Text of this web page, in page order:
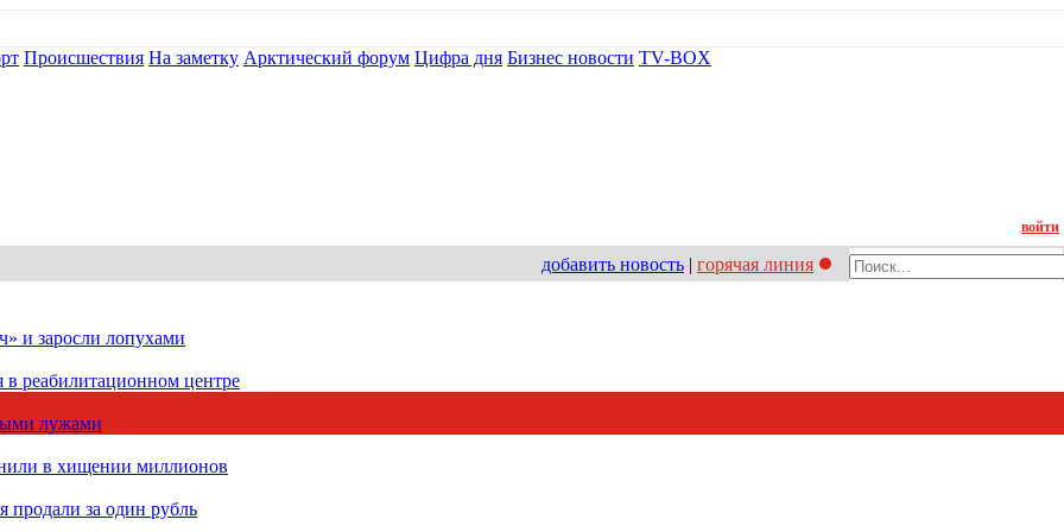
Происшествия На заметку Арктический форум Цифра дня Бизнес новости TV-BOX
войти
добавить новость | горячая линия
и заросли лопухами
реабилитационном центре
лужами
в хищении миллионов
продали за один рубль